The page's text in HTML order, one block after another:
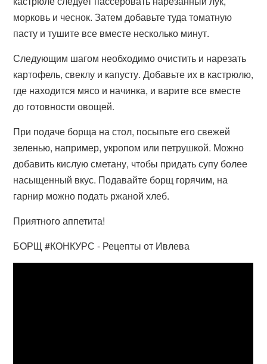
морковь и чеснок. Затем добавьте туда томатную
пасту и тушите все вместе несколько минут.
Следующим шагом необходимо очистить и нарезать
картофель, свеклу и капусту. Добавьте их в кастрюлю,
где находится мясо и начинка, и варите все вместе
до готовности овощей.
При подаче борща на стол, посыпьте его свежей
зеленью, например, укропом или петрушкой. Можно
добавить кислую сметану, чтобы придать супу более
насыщенный вкус. Подавайте борщ горячим, на
гарнир можно подать ржаной хлеб.
Приятного аппетита!
БОРЩ #КОНКУРС - Рецепты от Ивлева